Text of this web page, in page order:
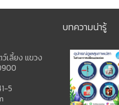
เลี้ยง แขวง
5
บทความน่ารู้